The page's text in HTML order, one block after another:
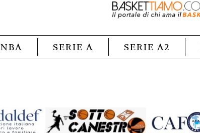
NBA SERIE A SERIE A2